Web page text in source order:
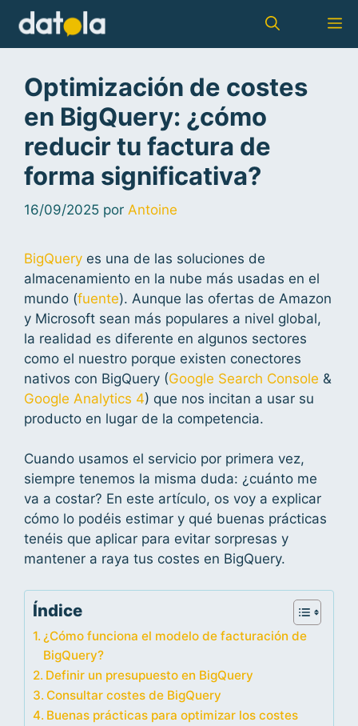
Optimización de costes
en BigQuery: ¿cómo
reducir tu factura de
forma significativa?
16/09/2025 por Antoine
BigQuery es una de las soluciones de
almacenamiento en la nube más usadas en el
mundo (fuente). Aunque las ofertas de Amazon
y Microsoft sean más populares a nivel global,
la realidad es diferente en algunos sectores
como el nuestro porque existen conectores
nativos con BigQuery (Google Search Console &
Google Analytics 4) que nos incitan a usar su
producto en lugar de la competencia.
Cuando usamos el servicio por primera vez,
siempre tenemos la misma duda: ¿cuánto me
va a costar? En este artículo, os voy a explicar
cómo lo podéis estimar y qué buenas prácticas
tenéis que aplicar para evitar sorpresas y
mantener a raya tus costes en BigQuery.
Índice
¿Cómo funciona el modelo de facturación de
BigQuery?
Definir un presupuesto en BigQuery
Consultar costes de BigQuery
Buenas prácticas para optimizar los costes